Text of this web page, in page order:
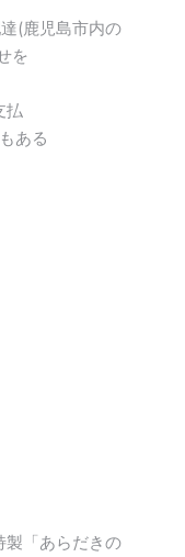
(鹿児島市内の
を
払
ある
製「あらだきの